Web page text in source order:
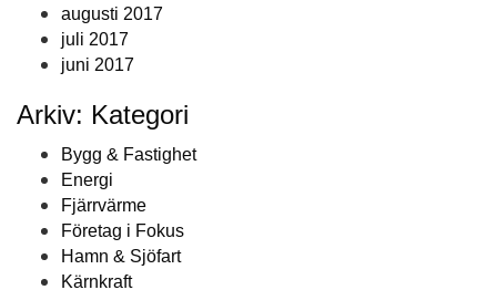
augusti 2017
juli 2017
juni 2017
Arkiv: Kategori
Bygg & Fastighet
Energi
Fjärrvärme
Företag i Fokus
Hamn & Sjöfart
Kärnkraft